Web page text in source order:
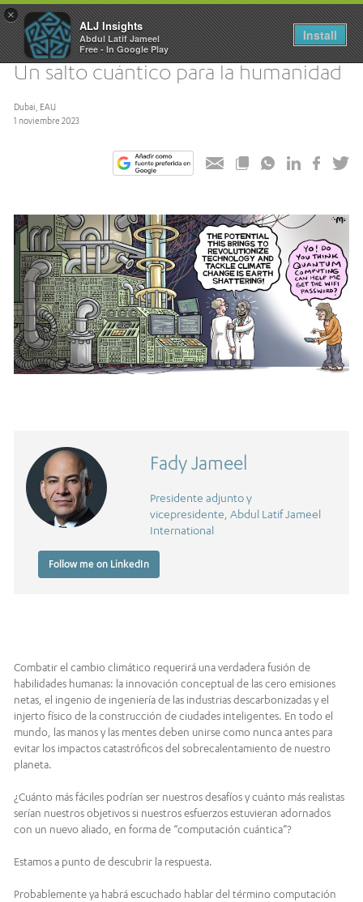
×
ALJ Insights
Abdul Latif Jameel
Free - In Google Play
Install
Toggle
navigation
Un salto cuántico para la humanidad
Dubai, EAU
1 noviembre 2023
Fady Jameel
Presidente adjunto y
vicepresidente, Abdul Latif Jameel
International
Follow me on LinkedIn
Combatir el cambio climático requerirá una verdadera fusión de
habilidades humanas: la innovación conceptual de las cero emisiones
netas, el ingenio de ingeniería de las industrias descarbonizadas y el
injerto físico de la construcción de ciudades inteligentes. En todo el
mundo, las manos y las mentes deben unirse como nunca antes para
evitar los impactos catastróficos del sobrecalentamiento de nuestro
planeta.
¿Cuánto más fáciles podrían ser nuestros desafíos y cuánto más realistas
serían nuestros objetivos si nuestros esfuerzos estuvieran adornados
con un nuevo aliado, en forma de “computación cuántica”?
Estamos a punto de descubrir la respuesta.
Probablemente ya habrá escuchado hablar del término computación